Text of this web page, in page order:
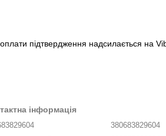
підтвердження надсилається на
інформація
380683829604